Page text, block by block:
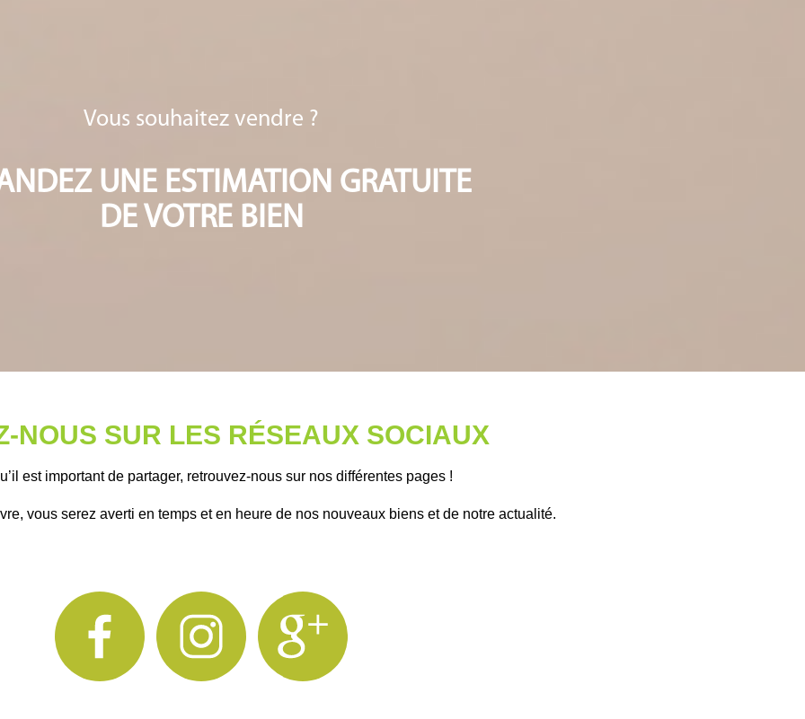
Vous souhaitez vendre ?
UNE ESTIMATION GRATUITE
DE VOTRE BIEN
NOUS SUR LES RÉSEAUX SOCIAUX
est important de partager, retrouvez-nous sur nos différentes pages !
vous serez averti en temps et en heure de nos nouveaux biens et de notre actualité.